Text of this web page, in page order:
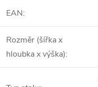
EAN:
Rozměr (šířka x
hloubka x výška):